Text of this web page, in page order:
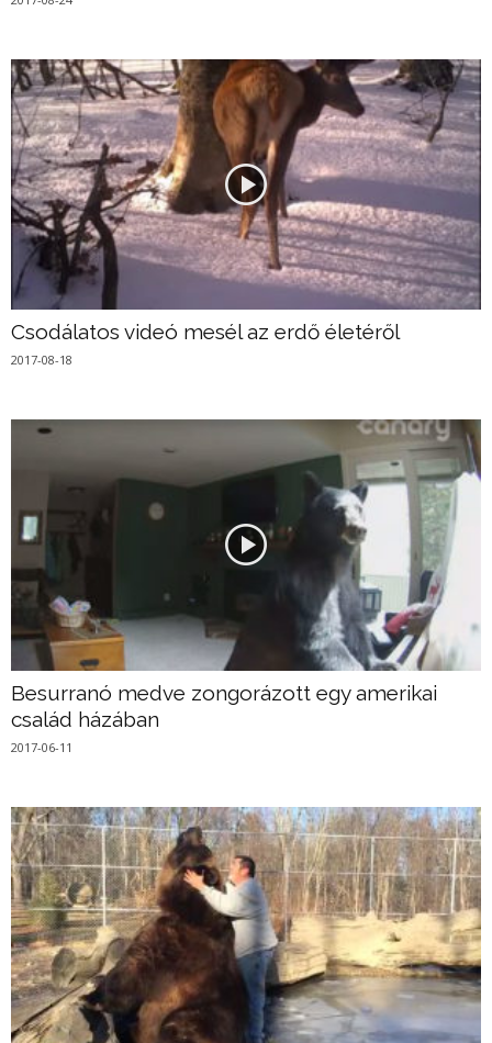
Csodálatos videó mesél az erdő életéről
2017-08-18
Besurranó medve zongorázott egy amerikai
család házában
2017-06-11